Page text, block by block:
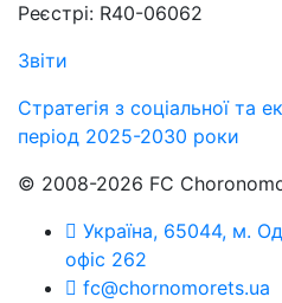
Реєстрі: R40-06062
Звіти
Стратегія з соціальної та
період 2025-2030 роки
© 2008-2026 FC
Україна, 65044, м.
офіс 262
fc@chornomorets.ua